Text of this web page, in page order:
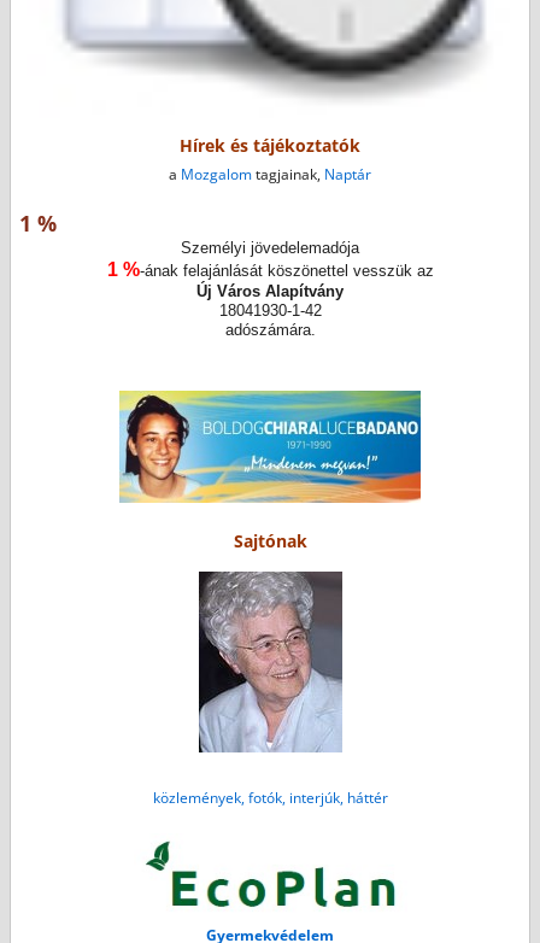
Hírek és tájékoztatók
a Mozgalomtagjainak, Naptár
1 %
Személyi jövedelemadója
1 %-ának felajánlását köszönettel vesszük az
Új Város Alapítvány
18041930-1-42
adószámára.
Sajtónak
közlemények, fotók, interjúk, háttér
Gyermekvédelem